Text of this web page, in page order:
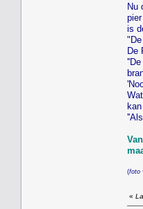
Nu
is
De
(foto
«